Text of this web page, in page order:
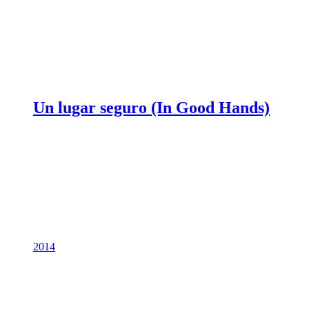
Un lugar seguro (In Good Hands)
2014